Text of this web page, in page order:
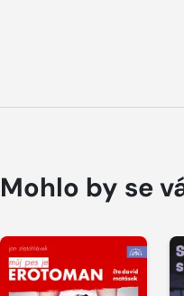
Mohlo by se
Přehrát
ukázku